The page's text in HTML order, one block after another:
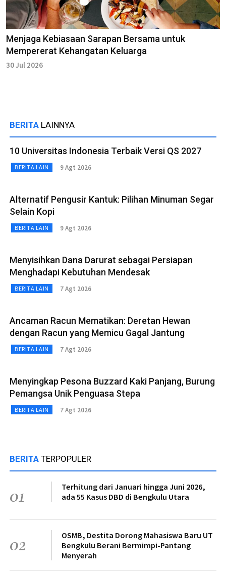
Menjaga Kebiasaan Sarapan Bersama untuk
Mempererat Kehangatan Keluarga
30 Jul 2026
BERITA LAINNYA
10 Universitas Indonesia Terbaik Versi QS 2027
BERITA LAIN 9 Agt 2026
Alternatif Pengusir Kantuk: Pilihan Minuman Segar
Selain Kopi
BERITA LAIN 9 Agt 2026
Menyisihkan Dana Darurat sebagai Persiapan
Menghadapi Kebutuhan Mendesak
BERITA LAIN 7 Agt 2026
Ancaman Racun Mematikan: Deretan Hewan
dengan Racun yang Memicu Gagal Jantung
BERITA LAIN 7 Agt 2026
Menyingkap Pesona Buzzard Kaki Panjang, Burung
Pemangsa Unik Penguasa Stepa
BERITA LAIN 7 Agt 2026
BERITA TERPOPULER
01
Terhitung dari Januari hingga Juni 2026,
ada 55 Kasus DBD di Bengkulu Utara
02
OSMB, Destita Dorong Mahasiswa Baru UT
Bengkulu Berani Bermimpi-Pantang
Menyerah